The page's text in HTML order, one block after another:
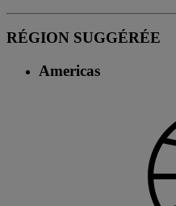
RÉGION SUGGÉRÉE
Americas